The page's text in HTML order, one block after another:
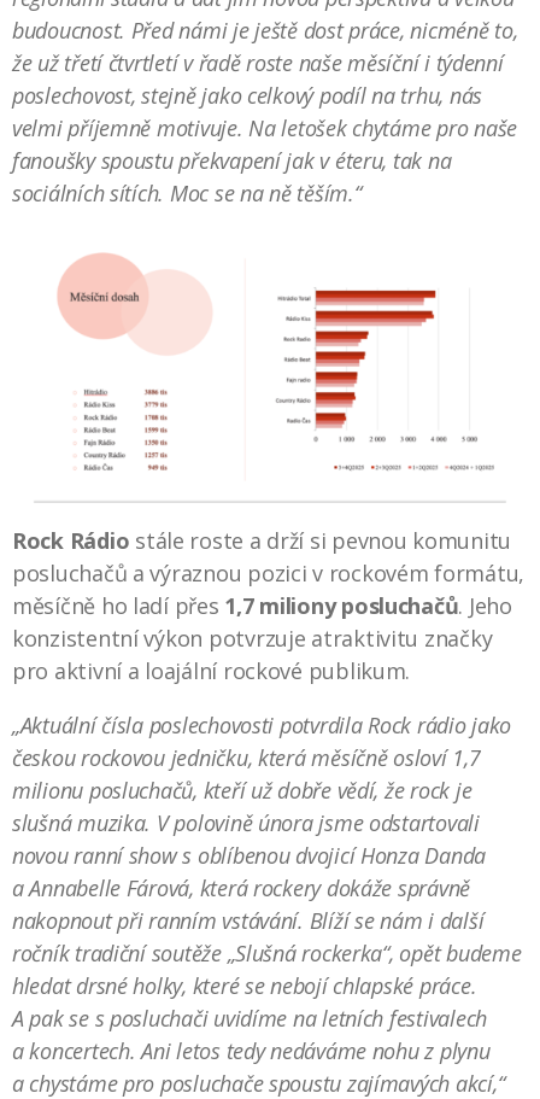
budoucnost. Před námi je ještě dost práce, nicméně to,
že už třetí čtvrtletí v řadě roste naše měsíční i týdenní
poslechovost, stejně jako celkový podíl na trhu, nás
velmi příjemně motivuje. Na letošek chytáme pro naše
fanoušky spoustu překvapení jak v éteru, tak na
sociálních sítích. Moc se na ně těším.“
Rock Rádio stále roste a drží si pevnou komunitu
posluchačů a výraznou pozici v rockovém formátu,
měsíčně ho ladí přes 1,7 miliony posluchačů. Jeho
konzistentní výkon potvrzuje atraktivitu značky
pro aktivní a loajální rockové publikum.
„Aktuální čísla poslechovosti potvrdila Rock rádio jako
českou rockovou jedničku, která měsíčně osloví 1,7
milionu posluchačů, kteří už dobře vědí, že rock je
slušná muzika. V polovině února jsme odstartovali
novou ranní show s oblíbenou dvojicí Honza Danda
a Annabelle Fárová, která rockery dokáže správně
nakopnout při ranním vstávání. Blíží se nám i další
ročník tradiční soutěže „Slušná rockerka“, opět budeme
hledat drsné holky, které se nebojí chlapské práce.
A pak se s posluchači uvidíme na letních festivalech
a koncertech. Ani letos tedy nedáváme nohu z plynu
a chystáme pro posluchače spoustu zajímavých akcí,“